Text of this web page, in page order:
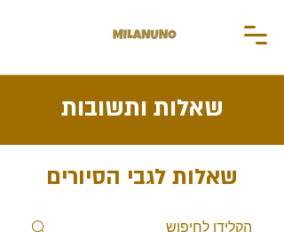
שאלות ותשובות
שאלות לגבי הסיורים